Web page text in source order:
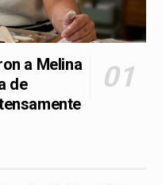
a Melina
de